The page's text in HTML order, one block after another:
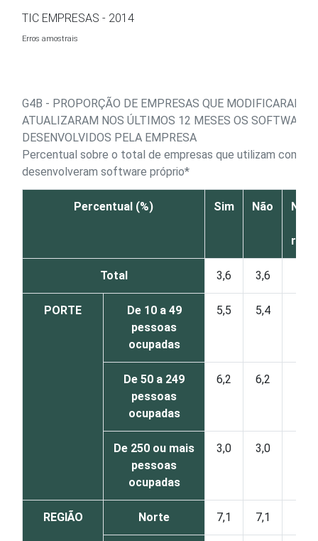
TIC EMPRESAS - 2014
Erros amostrais
G4B - PROPORÇÃO DE EMPRESAS QUE MODIFICARAM
ATUALIZARAM NOS ÚLTIMOS 12 MESES OS SOFTWARE
DESENVOLVIDOS PELA EMPRESA
Percentual sobre o total de empresas que utilizam
desenvolveram software próprio*
Percentual (%) Sim Não
Não
Total 3,6 3,6
PORTE
De 10 a 49
pessoas
ocupadas
5,5 5,4
De 50 a 249
pessoas
ocupadas
6,2 6,2
De 250 ou mais
pessoas
ocupadas
3,0 3,0
REGIÃO Norte 7,1 7,1